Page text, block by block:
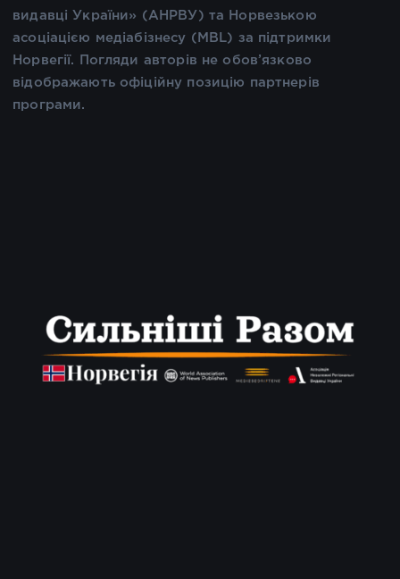
видавці України» (АНРВУ) та Норвезькою
асоціацією медіабізнесу (MBL) за підтримки
Норвегії. Погляди авторів не обов’язково
відображають офіційну позицію партнерів
програми.